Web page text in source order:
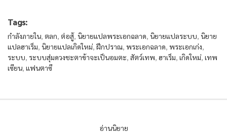
Tags:
กำลังภายใน, ตลก, ต่อสู้, นิยายแปลพระเอกฉลาด, นิยายแปลระบบ, นิยาย
แปลฮาเร็ม, นิยายแปลเกิดใหม่, ฝึกปราณ, พระเอกฉลาด, พระเอกเก่ง,
ระบบ, ระบบสุ่มดวงชะตาข้าจะเป็นอมตะ, สัตว์เทพ, ฮาเร็ม, เกิดใหม่, เทพ
เซียน, แฟนตาซี
อ่านนิยาย